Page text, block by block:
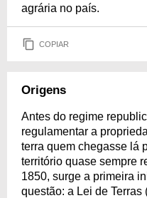
agrária no país.
COPIAR
Origens
Antes do regime
regulamentar a
terra quem chegasse lá
território quase sempre
1850, surge a primeira
questão: a Lei de Terras